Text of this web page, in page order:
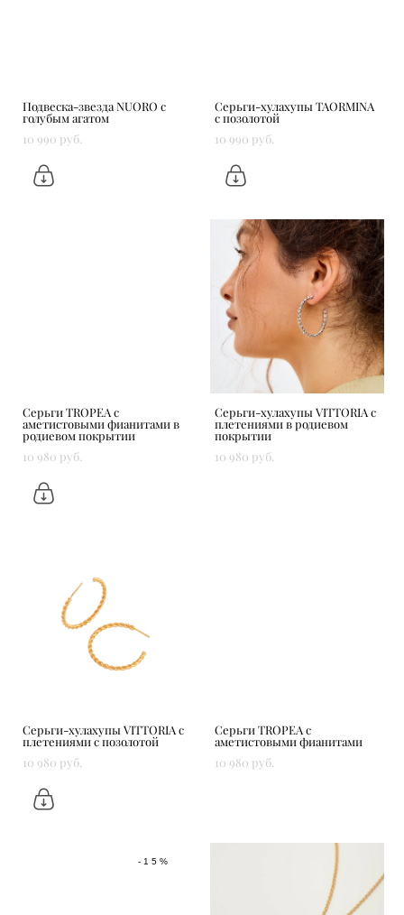
Подвеска-звезда NUORO с
голубым агатом
10 990 pуб.
Серьги-хулахупы TAORMINA
с позолотой
10 990 pуб.
Серьги TROPEA с
аметистовыми фианитами в
родиевом покрытии
10 980 pуб.
Серьги-хулахупы VITTORIA c
плетениями в родиевом
покрытии
10 980 pуб.
Серьги-хулахупы VITTORIA c
плетениями с позолотой
10 980 pуб.
Серьги TROPEA с
аметистовыми фианитами
10 980 pуб.
-15%